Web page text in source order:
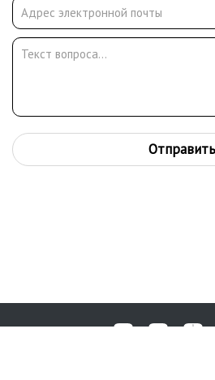
Отправить